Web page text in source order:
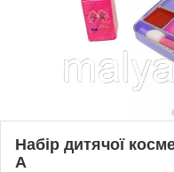
Набір дитячої
A